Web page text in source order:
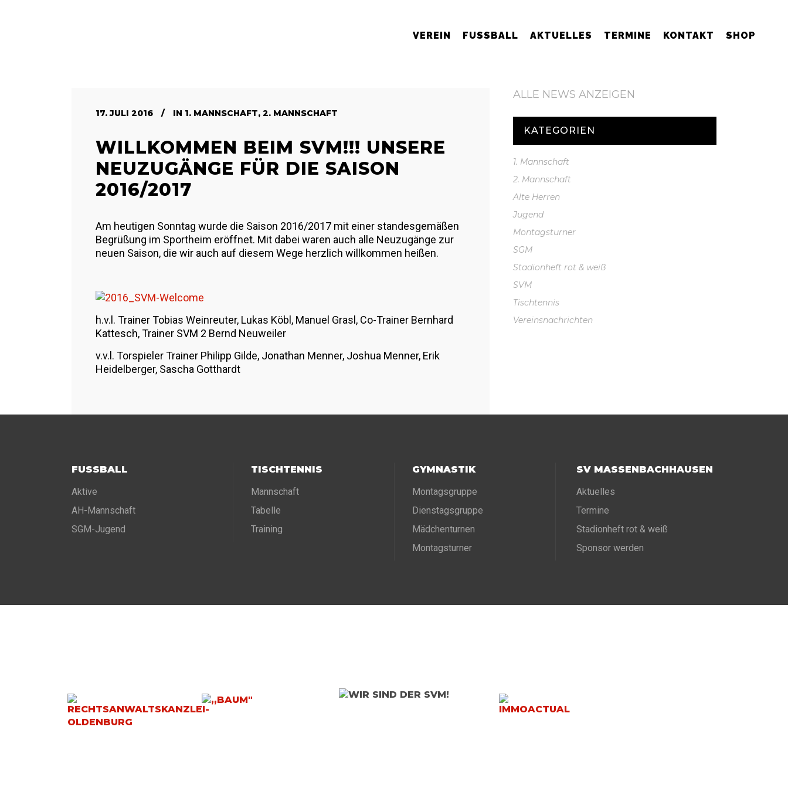
VEREIN FUSSBALL AKTUELLES TERMINE KONTAKT SHOP
17. JULI 2016 IN 1. MANNSCHAFT, 2. MANNSCHAFT
WILLKOMMEN BEIM SVM!!! UNSERE
NEUZUGÄNGE FÜR DIE SAISON
2016/2017
Am heutigen Sonntag wurde die Saison 2016/2017 mit einer standesgemäßen
Begrüßung im Sportheim eröffnet. Mit dabei waren auch alle Neuzugänge zur
neuen Saison, die wir auch auf diesem Wege herzlich willkommen heißen.
h.v.l. Trainer Tobias Weinreuter, Lukas Köbl, Manuel Grasl, Co-Trainer Bernhard
Kattesch, Trainer SVM 2 Bernd Neuweiler
v.v.l. Torspieler Trainer Philipp Gilde, Jonathan Menner, Joshua Menner, Erik
Heidelberger, Sascha Gotthardt
ALLE NEWS ANZEIGEN
KATEGORIEN
1. Mannschaft
2. Mannschaft
Alte Herren
Jugend
Montagsturner
SGM
Stadionheft rot & weiß
SVM
Tischtennis
Vereinsnachrichten
FUSSBALL
Aktive
AH-Mannschaft
SGM-Jugend
TISCHTENNIS
Mannschaft
Tabelle
Training
GYMNASTIK
Montagsgruppe
Dienstagsgruppe
Mädchenturnen
Montagsturner
SV MASSENBACHHAUSEN
Aktuelles
Termine
Stadionheft rot & weiß
Sponsor werden